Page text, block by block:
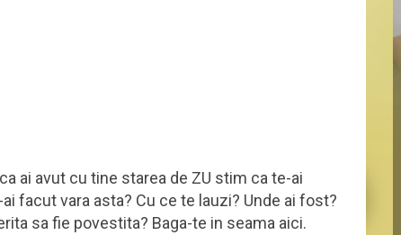
ai avut cu tine starea de ZU stim ca te-ai
facut vara asta? Cu ce te lauzi? Unde ai fost?
sa fie povestita? Baga-te in seama aici.